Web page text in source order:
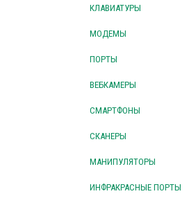
КЛАВИАТУРЫ
МОДЕМЫ
ПОРТЫ
ВЕБКАМЕРЫ
СМАРТФОНЫ
СКАНЕРЫ
МАНИПУЛЯТОРЫ
ИНФРАКРАСНЫЕ ПОРТЫ